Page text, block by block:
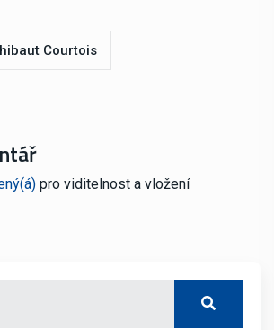
Courtois
pro viditelnost a vložení